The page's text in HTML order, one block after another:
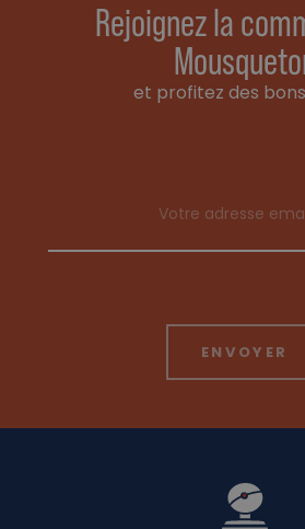
Rejoignez la
et profitez des